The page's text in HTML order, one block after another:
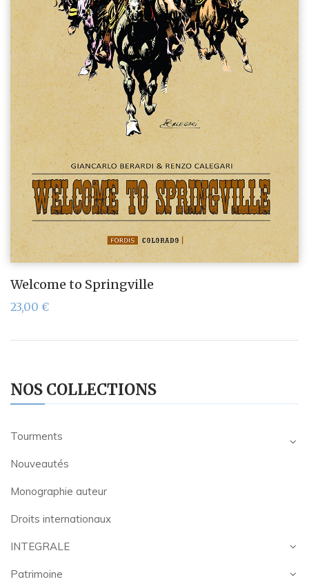
NOS COLLECTIONS
Tourments
Nouveautés
Monographie auteur
Droits internationaux
INTEGRALE
Patrimoine
Welcome to Springville
23,00 €